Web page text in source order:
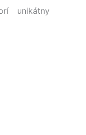
unikátny